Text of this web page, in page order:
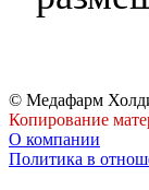
© Медафарм
Копирование
О компании
Политика в